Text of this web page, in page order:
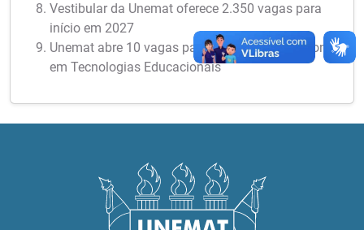
Vestibular da Unemat oferece 2.350 vagas para
início em 2027
Unemat abre 10 vagas para Mestrado Profissional
em Tecnologias Educacionais